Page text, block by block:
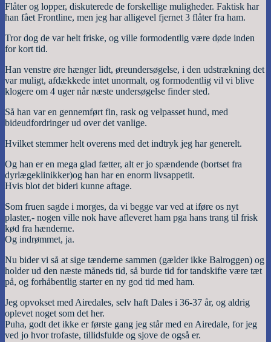
Flåter og lopper, diskuterede de forskellige muligheder. Faktisk har
han fået Frontline, men jeg har alligevel fjernet 3 flåter fra ham.
Tror dog de var helt friske, og ville formodentlig være døde inden
for kort tid.
Han venstre øre hænger lidt, øreundersøgelse, i den udstrækning det
var muligt, afdækkede intet unormalt, og formodentlig vil vi blive
klogere om 4 uger når næste undersøgelse finder sted.
Så han var en gennemført fin, rask og velpasset hund, med
bideudfordringer ud over det vanlige.
Hvilket stemmer helt overens med det indtryk jeg har generelt.
Og han er en mega glad fætter, alt er jo spændende (bortset fra
dyrlægeklinikker)og han har en enorm livsappetit.
Hvis blot det bideri kunne aftage.
Som fruen sagde i morges, da vi begge var ved at iføre os nyt
plaster,- nogen ville nok have afleveret ham pga hans trang til frisk
kød fra hænderne.
Og indrømmet, ja.
Nu bider vi så at sige tænderne sammen (gælder ikke Balroggen) og
holder ud den næste måneds tid, så burde tid for tandskifte være tæt
på, og forhåbentlig starter en ny god tid med ham.
Jeg opvokset med Airedales, selv haft Dales i 36-37 år, og aldrig
oplevet noget som det her.
Puha, godt det ikke er første gang jeg står med en Airedale, for jeg
ved jo hvor trofaste, tillidsfulde og sjove de også er.